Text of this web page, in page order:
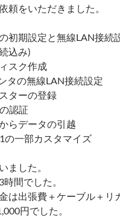
頼をいただきました。
初期設定と無線LAN接続
込み)
スク作成
タの無線LAN接続設定
ターの登録
認証
らデータの引越
一部カスタマイズ
ました。
間でした。
は出張費＋ケーブル＋リ
円でした。